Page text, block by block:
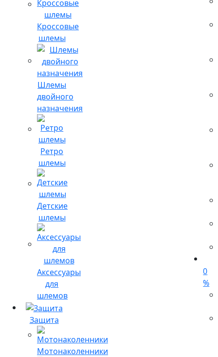
Кроссовые
шлемы
Шлемы
двойного
назначения
Ретро
шлемы
Детские
шлемы
Аксессуары
для
шлемов
Защита
Мотонаколенники
0
%